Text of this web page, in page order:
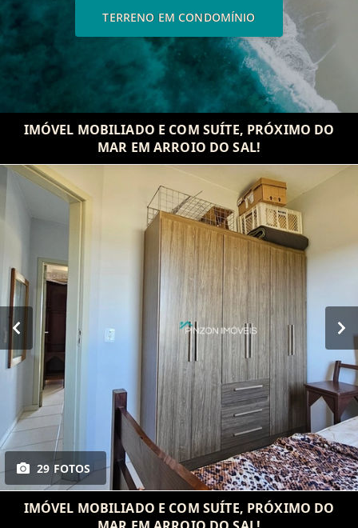
TERRENO EM CONDOMÍNIO
IMÓVEL MOBILIADO E COM SUÍTE, PRÓXIMO DO
MAR EM ARROIO DO SAL!
29 FOTOS
IMÓVEL MOBILIADO E COM SUÍTE, PRÓXIMO DO